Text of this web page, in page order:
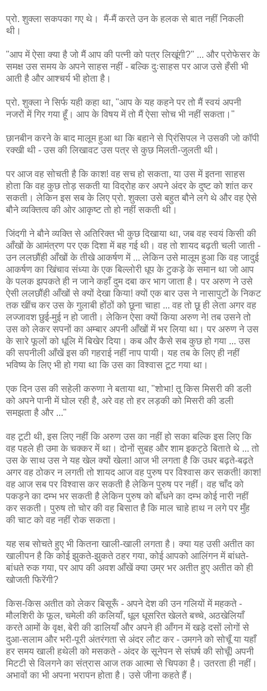
प्रो. शुक्ला सकपका गए थे। मैं-मैं करते उन के हलक से बात नहीं निकली
थी।
"आप में ऐसा क्या है जो मैं आप की पत्नी को पत्र लिखूंगी?" ... और प्रोफेसर के
समक्ष उस समय के अपने साहस नहीं - बल्कि दुःसाहस पर आज उसे हँसी भी
आती है और आश्चर्य भी होता है।
प्रो. शुक्ला ने सिर्फ यही कहा था, "आप के यह कहने पर तो मैं स्वयं अपनी
नजरों में गिर गया हूँ। आप के विषय में तो मैं ऐसा सोच भी नहीं सकता।"
छानबीन करने के बाद मालूम हुआ था कि बहाने से प्रिंसिपल ने उसकी जो कॉपी
रक्खी थी - उस की लिखावट उस पत्र से कुछ मिलती-जुलती थी।
पर आज वह सोचती है कि काश! वह सच हो सकता, या उस में इतना साहस
होता कि वह कुछ तोड़ सकती या विद्रोह कर अपने अंदर के दुष्ट को शांत कर
सकती। लेकिन इस सब के लिए प्रो. शुक्ला उसे बहुत बौने लगे थे और वह ऐसे
बौने व्यक्तित्व की ओर आकृष्ट तो हो नहीं सकती थी।
जिंदगी ने बौने व्यक्ति से अतिरिक्त भी कुछ दिखाया था, जब वह स्वयं किसी की
आँखों के आमंत्रण पर एक दिशा में बह गई थी। वह तो शायद बढ़ती चली जाती -
उन ललछौंही आँखों के तीखे आकर्षण में ... लेकिन उसे मालूम हुआ कि वह जादुई
आकर्षण का खिंचाव संध्या के एक बिल्लोरी धूप के टुकड़े के समान था जो आप
के पलक झपकते ही न जाने कहाँ दुम दबा कर भाग जाता है। पर अरुण ने उसे
ऐसी ललछौंही आँखों से क्यों देखा किया! क्यों एक बार उस ने नासापुटों के निकट
तक खींच कर उस के गुलाबी होंठों को छूना चाहा ... वह तो छू ही लेता अगर वह
लज्जावश छुई-मुई न हो जाती। लेकिन ऐसा क्यों किया अरुण ने! तब उसने तो
उस को लेकर सपनों का अम्बार अपनी आँखों में भर लिया था। पर अरुण ने उस
के सारे फूलों को धूलि में बिखेर दिया। कब और कैसे सब कुछ हो गया ... उस
की सपनीली आँखें इस की गहराई नहीं नाप पायी। यह तब के लिए ही नहीं
भविष्य के लिए भी हो गया था कि उस का विश्वास टूट गया था।
एक दिन उस की सहेली करुणा ने बताया था, "शोभा! तू किस मिसरी की डली
को अपने पानी में घोल रही है, अरे वह तो हर लड़की को मिसरी की डली
समझता है और ..."
वह टूटी थी, इस लिए नहीं कि अरुण उस का नहीं हो सका बल्कि इस लिए कि
वह पहले ही उमा के चक्कर में था। दोनों सुबह और शाम इकट्ठे बिताते थे ... तो
उस के साथ उस ने यह खेल क्यों खेला! आज भी लगता है कि उधर बढ़ते-बढ़ते
अगर वह ठोकर न लगती तो शायद आज वह पुरुष पर विश्वास कर सकती! काश!
वह आज सब पर विश्वास कर सकती है लेकिन पुरुष पर नहीं। वह चाँद को
पकड़ने का दम्भ भर सकती है लेकिन पुरुष को बाँधने का दम्भ कोई नारी नहीं
कर सकती। पुरुष तो चोर की वह बिसात है कि माल चाहे हाथ न लगे पर मुँह
की चाट को वह नहीं रोक सकता।
यह सब सोचते हुए भी कितना खाली-खाली लगता है। क्या यह उसी अतीत का
खालीपन है कि कोई झुकते-झुकते ठहर गया, कोई आपको आलिंगन में बांधते-
बांधते रुक गया, पर आप की अवश आँखें क्या उम्र भर अतीत हुए अतीत को ही
खोजती फिरेंगी?
किस-किस अतीत को लेकर बिसूरूँ - अपने देश की उन गलियों में महकते -
मौलशिरी के फूल, चमेली की कलियाँ, धूल धूसरित खेलते बच्चे, अठखेलियाँ
करते आमों के वृक्ष, बेरी की डालियाँ और अपने ही आँगन में खड़े दसों लोगों से
दुआ-सलाम और भरी-पूरी अंतरंगता से अंदर लौट कर - उमगने को सोचूँ या यहाँ
हर समय खाली हथेली को मसकते - अंदर के सूनेपन से संघर्ष की सोचूँ! अपनी
मिटटी से विलगने का संत्रास आज तक आत्मा से चिपका है। उतरता ही नहीं।
अभावों का भी अपना भरापन होता है। उसे जीना कहते हैं।